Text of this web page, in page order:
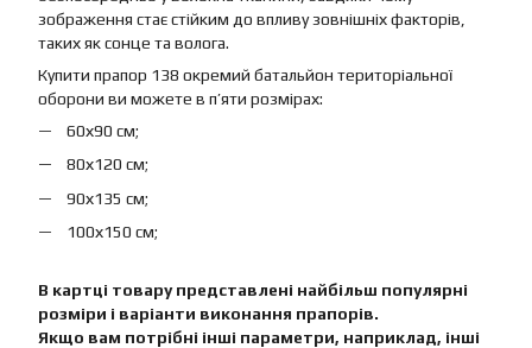
зображення стає стійким до впливу зовнішніх факторів,
таких як сонце та волога.
Купити прапор 138 окремий батальйон територіальної
оборони ви можете в п’яти розмірах:
60х90 см;
80х120 см;
90х135 см;
100х150 см;
В картці товару представлені найбільш популярні
розміри і варіанти виконання прапорів.
Якщо вам потрібні інші параметри, наприклад, інші